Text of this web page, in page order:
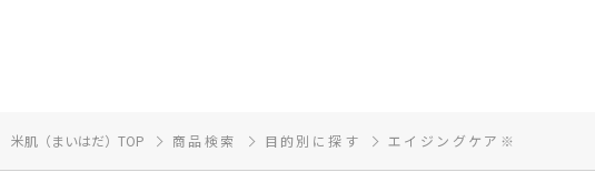
米肌（まいはだ）TOP 商品検索 目的別に探す エイジングケア※